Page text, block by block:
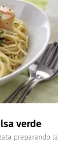
verde
preparando la